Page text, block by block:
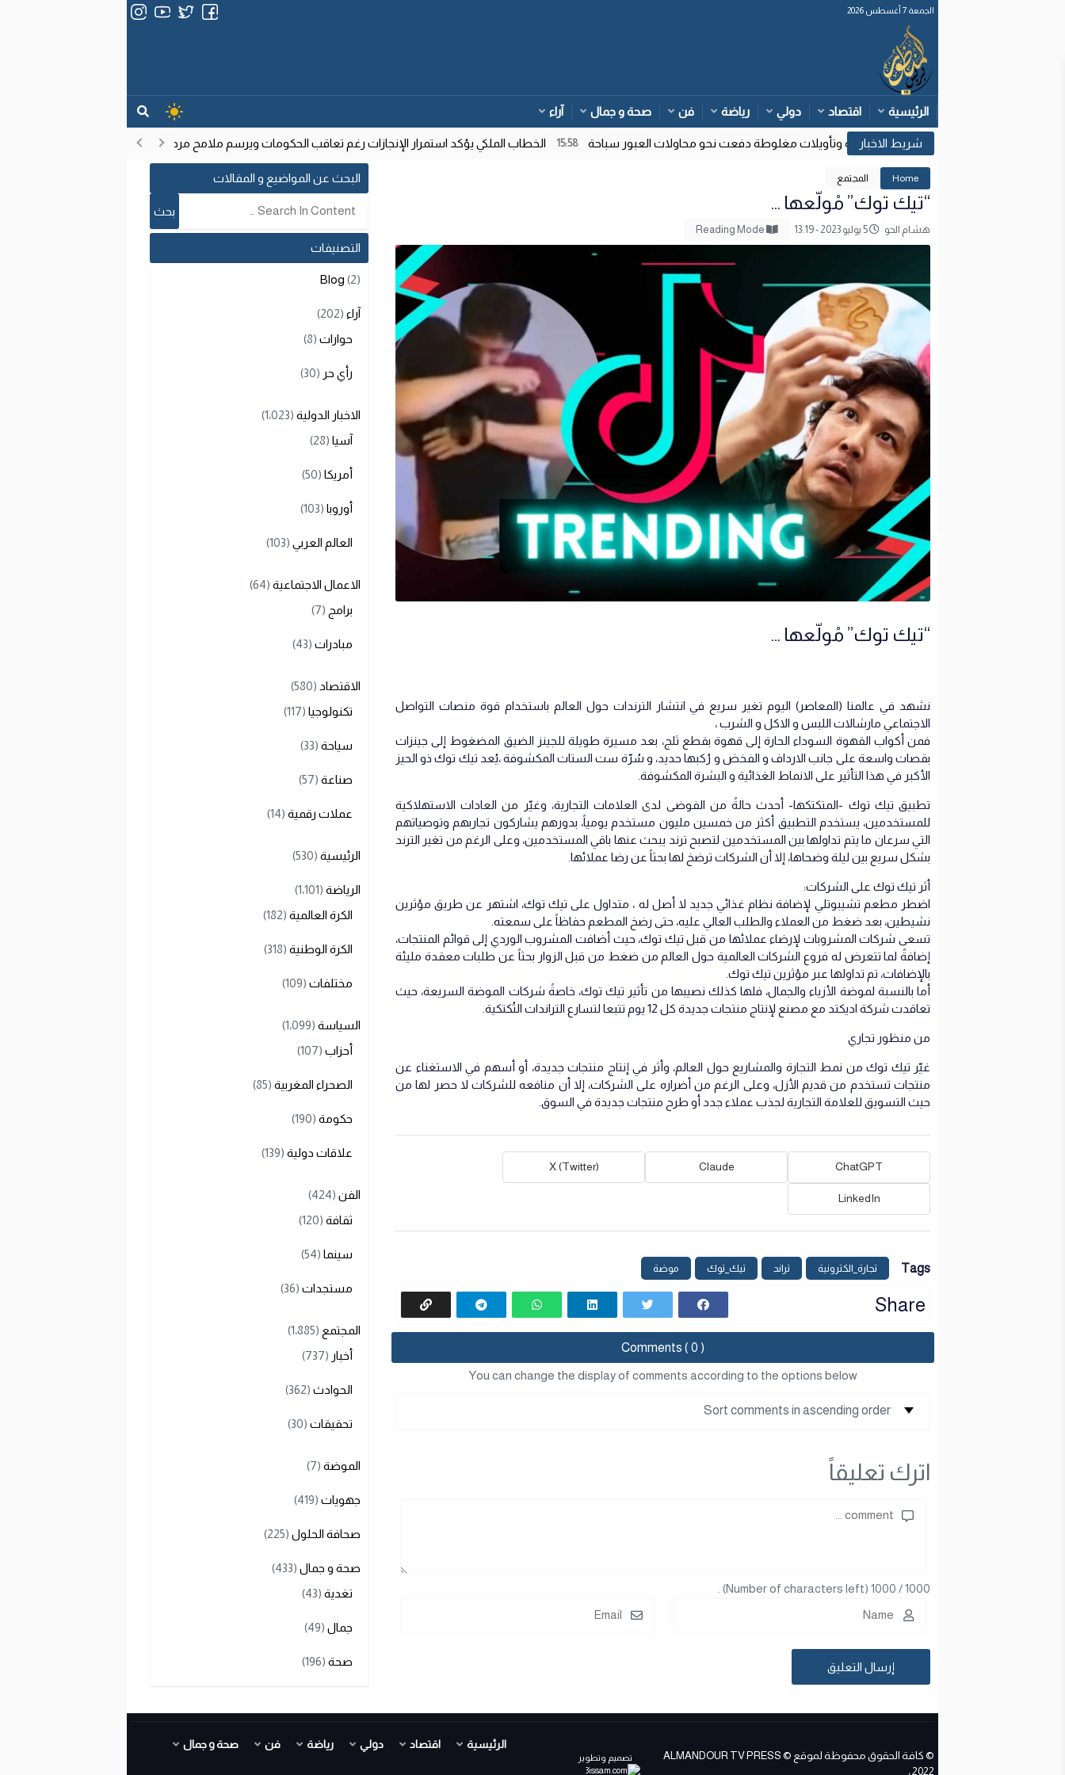
الجمعة 7 أغسطس 2026
الرئيسية اقتصاد دولي رياضة فن صحة و جمال آراء
وزارة الداخلية: قرارات قضائية إسبانية وتأويلات مغلوطة دفعت نحو محاولات العبور سباحة 15:58 الخطاب الملكي يؤكد استمرار الإنجازات رغم تعاقب الحكومات ويرسم ملامح مرحلة تنموية جديدة
Home المجتمع
“تيك توك” مْولّعها …
هشام الحو
“تيك توك” مْولّعها …
نشهد في عالمنا (المعاصر) اليوم تغير سريع في انتشار الترندات حول العالم باستخدام قوة منصات التواصل
الاجتماعي مارشالات اللبس و الاكل و الشرب ،
فمن أكواب القهوة السوداء الحارة إلى قهوة بقطع ثلج، بعد مسيرة طويلة للجينز الضيق المضغوط إلى جينزات
بقصات واسعة على جانب الارداف و الفخض و رُكبها حديد، و سُرّة ست الستات المكشوفة ،يُعد تيك توك ذو الحيز
الأكبر في هذا التأثير على الانماط الغذائية و البشرة المكشوفة.
تطبيق تيك توك -المتكتكها- أحدث حالةً من الفوضى لدى العلامات التجارية، وغيّر من العادات الاستهلاكية
للمستخدمين، يستخدم التطبيق أكثر من خمسين مليون مستخدم يومياً، بدورهم يشاركون تجاربهم وتوصياتهم
التي سرعان ما يتم تداولها بين المستخدمين لتصبح ترند يبحث عنها باقي المستخدمين، وعلى الرغم من تغير الترند
بشكل سريع بين ليلة وضحاها، إلا أن الشركات ترضخ لها بحثاً عن رضا عملائها.
أثر تيك توك على الشركات:
اضطر مطعم تشيبوتلي لإضافة نظام غذائي جديد لا أصل له ، متداول على تيك توك، اشتهر عن طريق مؤثرين
نشيطين، بعد ضغط من العملاء والطلب العالي عليه، حتى رضخ المطعم حفاظاً على سمعته.
تسعى شركات المشروبات لإرضاء عملائها من قبل تيك توك، حيث أضافت المشروب الوردي إلى قوائم المنتجات،
إضافةً لما تتعرض له فروع الشركات العالمية حول العالم من ضغط من قبل الزوار بحثاً عن طلبات معقدة مليئة
بالإضافات، تم تداولها عبر مؤثرين تيك توك.
أما بالنسبة لموضة الأزياء والجمال، فلها كذلك نصيبها من تأثير تيك توك، خاصةً شركات الموضة السريعة، حيث
تعاقدت شركة اديكتد مع مصنع لإنتاج منتجات جديدة كل 12 يوم تتبعا لتسارع التراندات التُكتكية.
من منظور تجاري
غيّر تيك توك من نمط التجارة والمشاريع حول العالم، وأثر في إنتاج منتجات جديدة، أو أسهم في الاستغناء عن
منتجات تستخدم من قديم الأزل، وعلى الرغم من أضراره على الشركات، إلا أن منافعه للشركات لا حصر لها من
حيث التسويق للعلامة التجارية لجذب عملاء جدد أو طرح منتجات جديدة في السوق.
ChatGPT
Claude
X (Twitter)
LinkedIn
Tags تجارة_الكترونية تراند تيك_توك موضة
Share
Comments ( 0 )
You can change the display of comments according to the options below
اترك تعليقاً
1000
/
1000
(Number of characters left) .
البحث عن المواضيع و المقالات
التصنيفات
Blog (2)
آراء (202)
حوارات (8)
رأي حر (30)
الاخبار الدولية (1٬023)
آسيا (28)
أمريكا (50)
أوروبا (103)
العالم العربي (103)
الاعمال الاجتماعية (64)
برامج (7)
مبادرات (43)
الاقتصاد (580)
تكنولوجيا (117)
سياحة (33)
صناعة (57)
عملات رقمية (14)
الرئيسية (530)
الرياضة (1٬101)
الكرة العالمية (182)
الكرة الوطنية (318)
مختلفات (109)
السياسة (1٬099)
أحزاب (107)
الصحراء المغربية (85)
حكومة (190)
علاقات دولية (139)
الفن (424)
ثقافة (120)
سينما (54)
مستجدات (36)
المجتمع (1٬885)
أخبار (737)
الحوادث (362)
تحقيقات (30)
الموضة (7)
جهويات (419)
صحافة الحلول (225)
صحة و جمال (433)
تغدية (43)
جمال (49)
صحة (196)
© كافة الحقوق محفوظة لموقع ALMANDOUR TV PRESS ©
2022 ،
تصميم وتطوير
الرئيسية اقتصاد دولي رياضة فن صحة و جمال